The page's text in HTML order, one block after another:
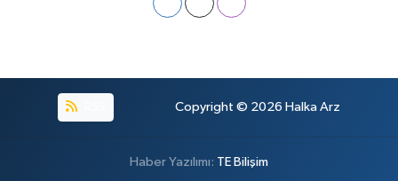
Copyright © 2026 Halka Arz
Haber Yazılımı: TE Bilişim